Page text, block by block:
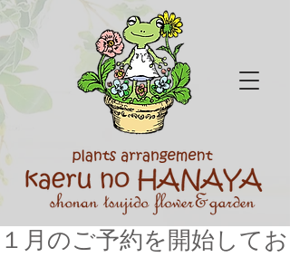
１月のご予約を開始してお